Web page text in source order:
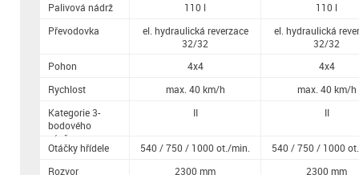
Palivová nádrž
Převodovka
Pohon
Rychlost
Kategorie 3-
bodového
závěsu
Otáčky hřídele
Rozvor
110 l
110 l
el. hydraulická reverzace
32/32
el. hydraulická
32/32
4x4
4x4
max. 40 km/h
max. 40 km/h
II
II
540 / 750 / 1000 ot./min.
540 / 750 / 1000
2300 mm
2300 mm